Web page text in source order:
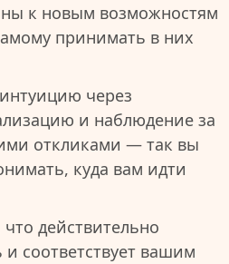
к новым возможностям
принимать в них
через
и наблюдение за
откликами — так вы
куда вам идти
действительно
соответствует вашим